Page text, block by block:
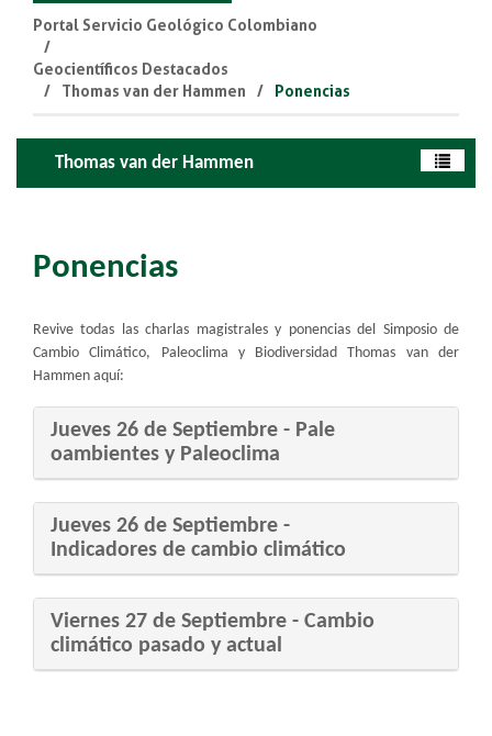
Portal Servicio Geológico Colombiano
Geocientíficos Destacados
Thomas van der Hammen
Ponencias
Thomas van der Hammen
Ponencias
​Revive todas las charlas magistrales y ponencias del Simposio de
Cambio Climático, Paleoclima y Biodiversidad Thomas van der
Hammen aquí:​
Jueves 26 ​de Septiembre - Pale​
oambientes y Paleoclima
Jueves 26 ​de Septiembre -
Indicadores de cambio climático
Viernes 27 ​de Septiembre - Cambio
climático pasado y actual